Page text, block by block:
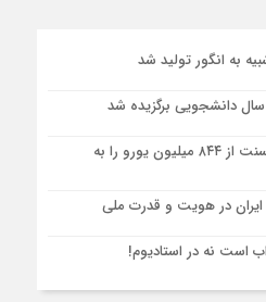
را زد؟!
شناسی حقوق‌خانواده»
به انگور تولید شد
بانک مرکزی حتی یک سنت از ۸۴۴ میلیون یورو را به
در هویت و قدرت ملی
است نه در استادیوم!